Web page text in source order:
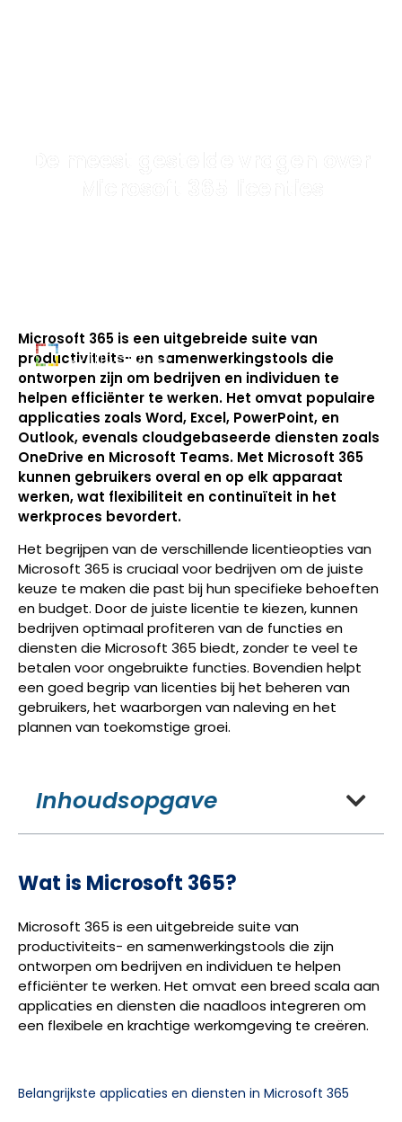
Microsoft 365 is een uitgebreide suite van
productiviteits- en samenwerkingstools die
ontworpen zijn om bedrijven en individuen te
helpen efficiënter te werken. Het omvat populaire
applicaties zoals Word, Excel, PowerPoint, en
Outlook, evenals cloudgebaseerde diensten zoals
OneDrive en Microsoft Teams. Met Microsoft 365
kunnen gebruikers overal en op elk apparaat
werken, wat flexibiliteit en continuïteit in het
werkproces bevordert.
Het begrijpen van de verschillende licentieopties van
Microsoft 365 is cruciaal voor bedrijven om de juiste
keuze te maken die past bij hun specifieke behoeften
en budget. Door de juiste licentie te kiezen, kunnen
bedrijven optimaal profiteren van de functies en
diensten die Microsoft 365 biedt, zonder te veel te
betalen voor ongebruikte functies. Bovendien helpt
een goed begrip van licenties bij het beheren van
gebruikers, het waarborgen van naleving en het
plannen van toekomstige groei.
Inhoudsopgave
Wat is Microsoft 365?
Microsoft 365 is een uitgebreide suite van
productiviteits- en samenwerkingstools die zijn
ontworpen om bedrijven en individuen te helpen
efficiënter te werken. Het omvat een breed scala aan
applicaties en diensten die naadloos integreren om
een flexibele en krachtige werkomgeving te creëren.
Belangrijkste applicaties en diensten in Microsoft 365